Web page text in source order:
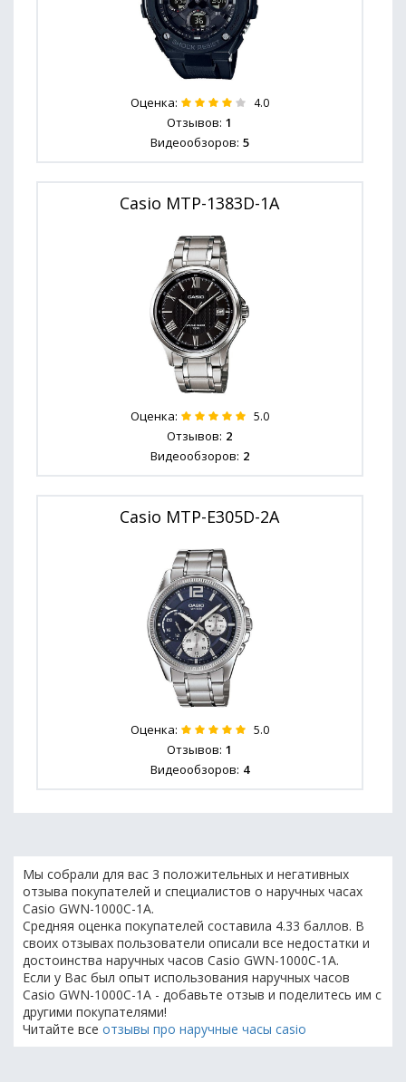
Оценка: 4.0
Отзывов: 1
Видеообзоров: 5
Casio MTP-1383D-1A
Оценка: 5.0
Отзывов: 2
Видеообзоров: 2
Casio MTP-E305D-2A
Оценка: 5.0
Отзывов: 1
Видеообзоров: 4
Мы собрали для вас 3 положительных и негативных
отзыва покупателей и специалистов о наручных часах
Casio GWN-1000C-1A.
Средняя оценка покупателей составила 4.33 баллов. В
своих отзывах пользователи описали все недостатки и
достоинства наручных часов Casio GWN-1000C-1A.
Если у Вас был опыт использования наручных часов
Casio GWN-1000C-1A - добавьте отзыв и поделитесь им с
другими покупателями!
Читайте все отзывы про наручные часы casio